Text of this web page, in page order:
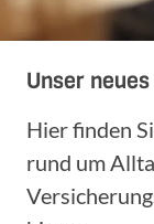
Unser
Hier finden
rund um